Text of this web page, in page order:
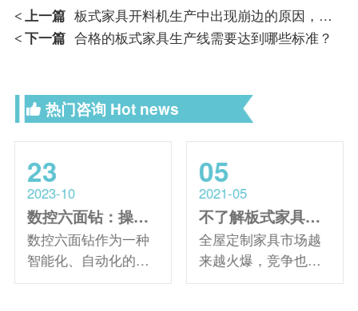
< 上一篇 板式家具开料机生产中出现崩边的原因，如何解决？
< 下一篇 合格的板式家具生产线需要达到哪些标准？
热门咨询 Hot news
23
2023-10
数控六面钻：操作简单、加工精度高
数控六面钻作为一种
智能化、自动化的打
孔设备，其加工速度
05
2021-05
不了解板式家具生产线？不放进来看一看！
全屋定制家具市场越
来越火爆，竞争也越
来越大。提高生产效